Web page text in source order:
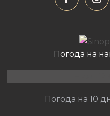
Погода на
Погода на 10